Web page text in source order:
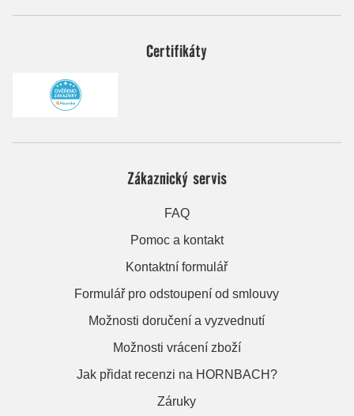
Certifikáty
Zákaznický servis
FAQ
Pomoc a kontakt
Kontaktní formulář
Formulář pro odstoupení od smlouvy
Možnosti doručení a vyzvednutí
Možnosti vrácení zboží
Jak přidat recenzi na HORNBACH?
Záruky